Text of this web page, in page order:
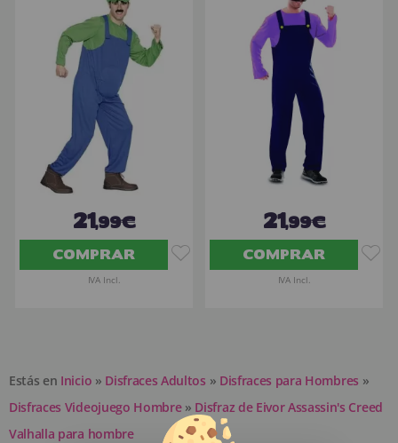
21,99€
COMPRAR
IVA Incl.
21,99€
COMPRAR
IVA Incl.
Estás en Inicio » Disfraces Adultos » Disfraces para Hombres »
Disfraces Videojuego Hombre » Disfraz de Eivor Assassin's Creed
Valhalla para hombre